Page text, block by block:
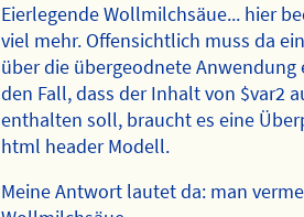
Eierlegende Wollmilchsäue... hier
viel mehr. Offensichtlich muss da
über die übergeodnete
den Fall, dass der Inhalt von $var2
enthalten soll, braucht es eine
html header Modell.
Meine Antwort lautet da: man